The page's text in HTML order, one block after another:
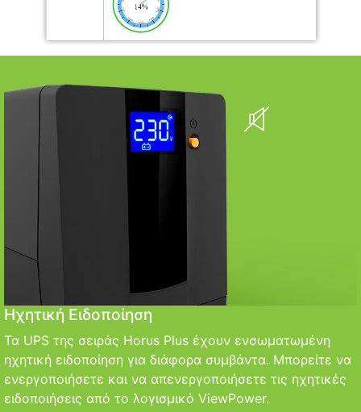
Ηχητική Ειδοποίηση
Τα UPS της σειράς Horus Plus έχουν ενσωματωμένη
ηχητική ειδοποίηση για διάφορα συμβάντα. Μπορείτε να
ενεργοποιήσετε και να απενεργοποιήσετε τις ηχητικές
ειδοποιήσεις από το λογισμικό ViewPower.